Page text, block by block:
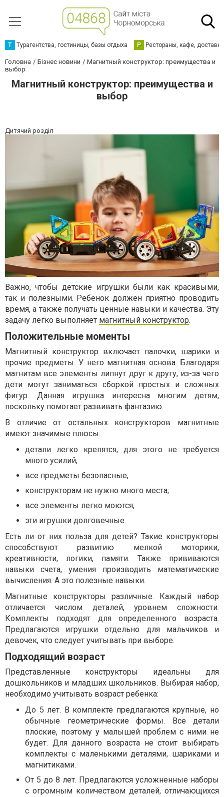
Т Турагентства, гостиницы, базы отдыха Р Рестораны, кафе,
Головна Бізнес новини
Магнитный конструктор: преимущества и
выбор
Магнитный конструктор: преимущества и
выбор
Дитячий розділ
Важно, чтобы детские игрушки были как красивыми,
так и полезными. Ребенок должен приятно проводить
время, а также получать ценные навыки и качества. Эту
задачу легко выполняет магнитный конструктор.
Положительные моменты
Магнитный конструктор включает палочки, шарики и
прочие предметы. У него магнитная основа. Благодаря
магнитам все элементы липнут друг к другу, из-за чего
дети могут заниматься сборкой простых и сложных
фигур. Данная игрушка интересна многим детям,
поскольку помогает развивать фантазию.
В отличие от остальных конструкторов магнитные
имеют значимые плюсы:
детали легко крепятся, для этого не требуется
много усилий;
все предметы безопасные;
конструкторам не нужно много места;
все элементы легко моются;
эти игрушки долговечные.
Есть ли от них польза для детей? Такие конструкторы
способствуют развитию мелкой моторики,
креативности, логики, памяти. Также прививаются
навыки счета, умения производить математические
вычисления. А это полезные навыки.
Магнитные конструкторы различные. Каждый набор
отличается числом деталей, уровнем сложности.
Комплекты подходят для определенного возраста.
Предлагаются игрушки отдельно для мальчиков и
девочек, что следует учитывать при выборе.
Подходящий возраст
Представленные конструкторы идеальны для
дошкольников и младших школьников. Выбирая набор,
необходимо учитывать возраст ребенка:
До 5 лет. В комплекте предлагаются крупные, но
обычные геометрические формы. Все детали
плоские, поэтому у малышей проблем с ними не
будет. Для данного возраста не стоит выбирать
комплекты с маленькими деталями, шариками и
магнитиками.
От 5 до 8 лет. Предлагаются усложненные наборы
с огромным количеством деталей, отличающихся